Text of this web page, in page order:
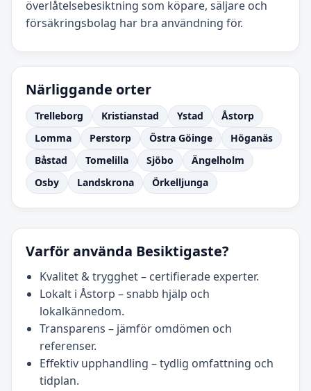
överlåtelsebesiktning som köpare, säljare och
försäkringsbolag har bra användning för.
Närliggande orter
Trelleborg Kristianstad Ystad
Åstorp
Lomma
Perstorp Östra Göinge
Höganäs
Båstad
Tomelilla Sjöbo
Ängelholm
Osby
Landskrona Örkelljunga
Varför använda Besiktigaste?
Kvalitet & trygghet – certifierade experter.
Lokalt i Åstorp – snabb hjälp och
lokalkännedom.
Transparens – jämför omdömen och
referenser.
Effektiv upphandling – tydlig omfattning och
tidplan.